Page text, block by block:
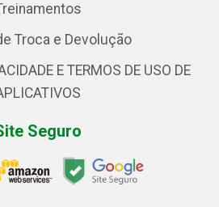
Troca e Devolução
E TERMOS DE USO DE
Seguro